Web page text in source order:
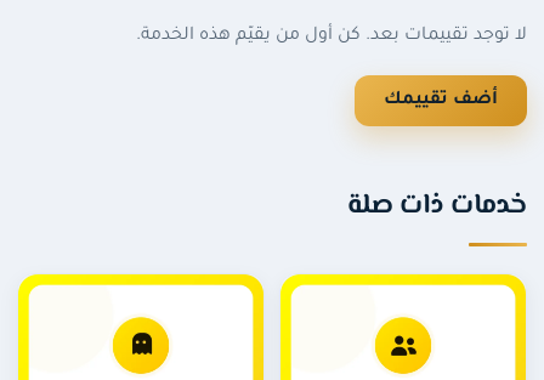
ويحسّنون وصول قصصك للجمهور العماني. ولمزيج خليجي
خطوات الطلب
اختر الباقة المناسبة من القائمة.
أسئلة شائعة
لا توجد تقييمات بعد. كن أول من يقيّم هذه الخدمة.
أضف تقييمك
خدمات ذات صلة